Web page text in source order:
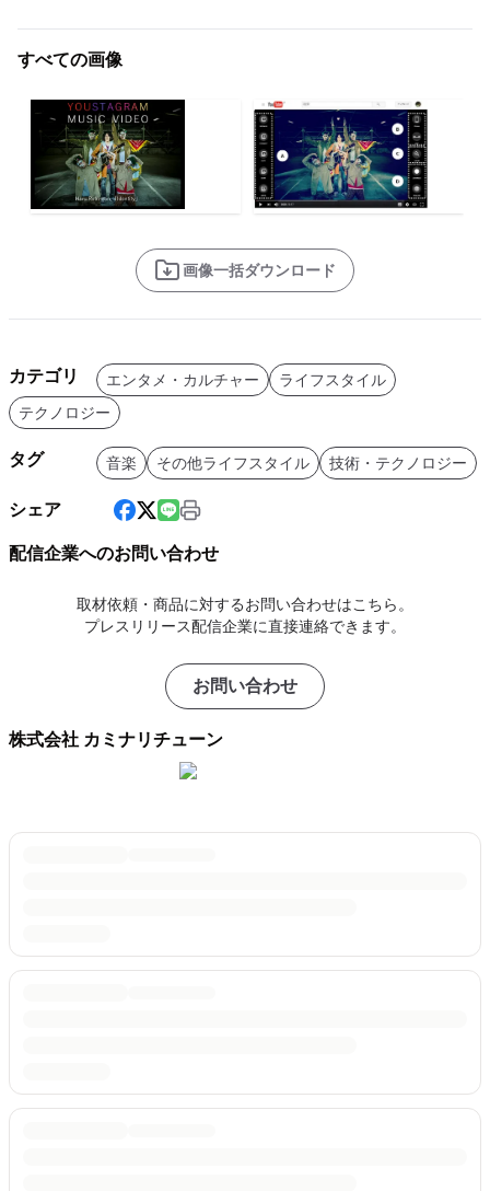
すべての画像
画像一括ダウンロード
カテゴリ エンタメ・カルチャー
ライフスタイル
テクノロジー
タグ 音楽 その他ライフスタイル 技術・テクノロジー
シェア
配信企業へのお問い合わせ
取材依頼・商品に対するお問い合わせはこちら。
プレスリリース配信企業に直接連絡できます。
お問い合わせ
株式会社 カミナリチューン